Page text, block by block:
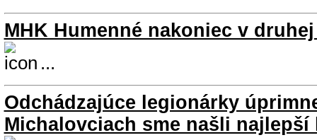
MHK Humenné nakoniec v
...
Odchádzajúce legionárky
Michalovciach sme našli najlepší